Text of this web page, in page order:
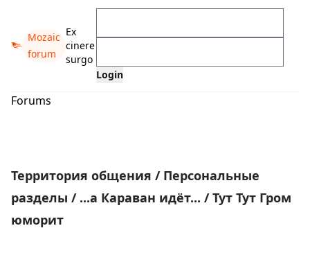
Mozaic
forum
Ex
cinere
surgo
Forums
Территория общения / Персональные
разделы / ...а Караван идёт... /Тут Тут Гром
юморит